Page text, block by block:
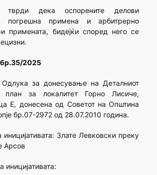
тврди дека оспорените делови
погрешна примена и арбитрерно
примената, бидејќи според него се
2025
Одлука за донесување на Деталниот
план за локалитет Горно Лисиче,
Е, донесена од Советот на Општина
бр.07-2972 од 28.07.2010 година.
иницијативата: Злате Левковски преку
Арсов
иницијативата: